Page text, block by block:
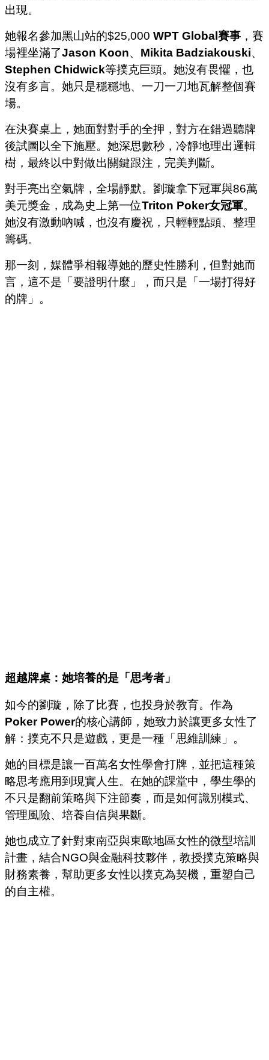
出現。
她報名參加黑山站的$25,000 WPT Global賽事 ，賽
場裡坐滿了Jason Koon、 Mikita Badziakouski、
Stephen Chidwick等撲克巨頭。她沒有畏懼，也
沒有多言。她只是穩穩地、一刀一刀地瓦解整個賽
場。
在決賽桌上，她面對對手的全押，對方在錯過聽牌
後試圖以全下施壓。 她深思數秒，冷靜地理出邏輯
樹，最終以中對做出關鍵跟注，完美判斷。
對手亮出空氣牌，全場靜默。 劉璇拿下冠軍與86萬
美元獎金，成為史上第一位Triton Poker女冠軍。
她沒有激動吶喊，也沒有慶祝，只輕輕點頭、整理
籌碼。
那一刻，媒體爭相報導她的歷史性勝利，但對她而
言，這不是「要證明什麼」，而只是「一場打得好
的牌」。
超越牌桌：她培養的是「思考者」
如今的劉璇，除了比賽，也投身於教育。作為
Poker Power的核心講師，她致力於讓更多女性了
解：撲克不只是遊戲，更是一種「思維訓練」。
她的目標是讓一百萬名女性學會打牌，並把這種策
略思考應用到現實人生。 在她的課堂中，學生學的
不只是翻前策略與下注節奏，而是如何識別模式、
管理風險、培養自信與果斷。
她也成立了針對東南亞與東歐地區女性的微型培訓
計畫，結合NGO與金融科技夥伴，教授撲克策略與
財務素養，幫助更多女性以撲克為契機，重塑自己
的自主權。